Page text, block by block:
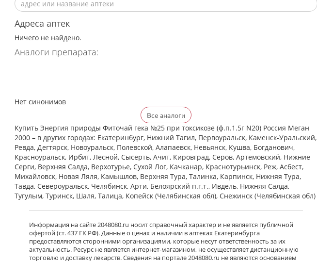
Адреса аптек
Ничего не найдено.
Аналоги препарата:
Нет синонимов
Все аналоги
Купить Энергия природы Фиточай гека №25 при токсикозе (ф.п.1.5г N20) Россия Меган
2000 – в других городах: Екатеринбург, Нижний Тагил, Первоуральск, Каменск-Уральский,
Ревда, Дегтярск, Новоуральск, Полевской, Алапаевск, Невьянск, Кушва, Богданович,
Красноуральск, Ирбит, Лесной, Сысерть, Ачит, Кировград, Серов, Артёмовский, Нижние
Cерги, Верхняя Салда, Верхотурье, Сухой Лог, Качканар, Краснотурьинск, Реж, Асбест,
Михайловск, Новая Ляля, Камышлов, Верхняя Тура, Талинка, Карпинск, Нижняя Тура,
Тавда, Североуральск, Челябинск, Арти, Белоярский п.г.т., Ивдель, Нижняя Салда,
Тугулым, Туринск, Шаля, Талица, Копейск (Челябинская обл), Снежинск (Челябинская обл)
Информация на сайте 2048080.ru носит справочный характер и не является публичной
офертой (ст. 437 ГК РФ). Данные о ценах и наличии в аптеках Екатеринбурга
предоставляются сторонними организациями, которые несут ответственность за их
актуальность. Ресурс не является интернет-магазином, не осуществляет дистанционную
торговлю и доставку лекарств. Сведения на портале 2048080.ru не являются основанием